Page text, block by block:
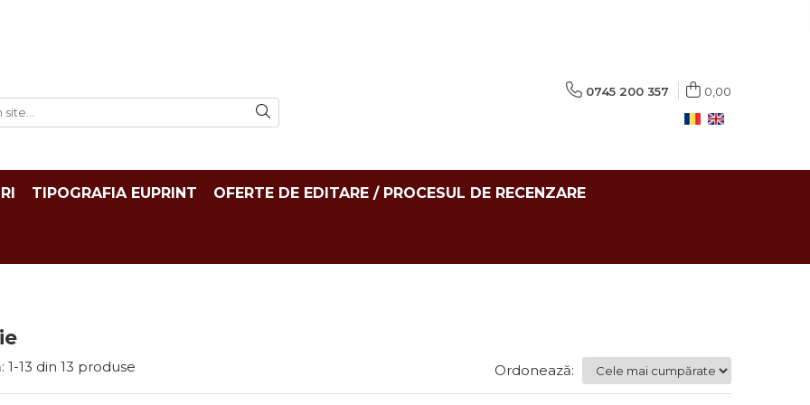
0745 200 357 0,00
TIPOGRAFIA EUPRINT OFERTE DE EDITARE / PROCESUL DE RECENZARE
1-13 din 13 produse Ordonează: